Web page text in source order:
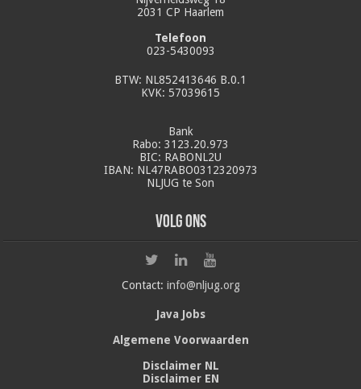
2031 CP Haarlem
Telefoon
023-5430093
BTW: NL852413646 B.0.1
KVK: 57039615
Bank
Rabo: 3123.20.973
BIC: RABONL2U
IBAN: NL47RABO0312320973
NLJUG te Son
Volg ons
Contact: info@nljug.org
Java Jobs
Algemene Voorwaarden
Disclaimer NL
Disclaimer EN